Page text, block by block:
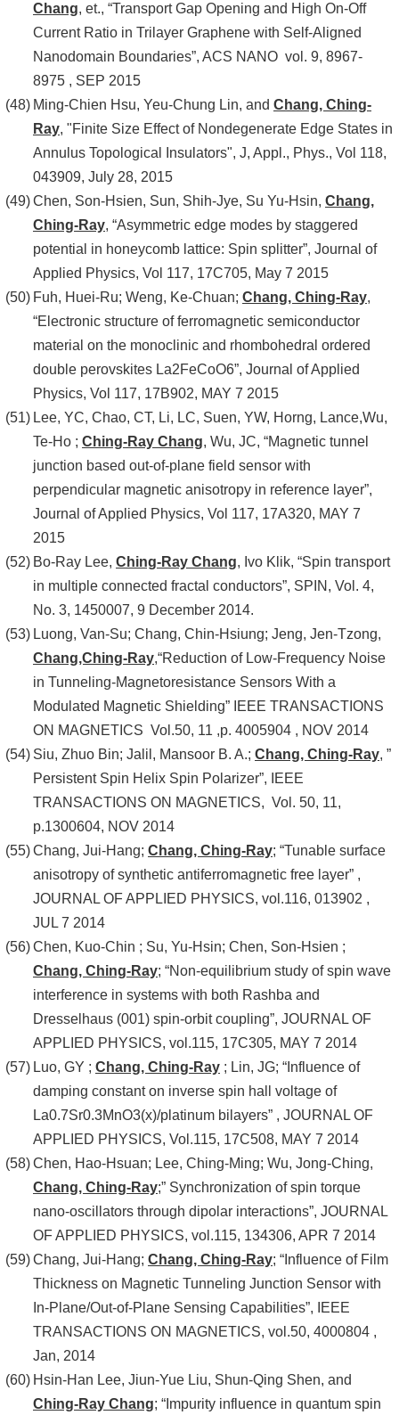
Chang, et., “Transport Gap Opening and High On-Off
Current Ratio in Trilayer Graphene with Self-Aligned
Nanodomain Boundaries”, ACS NANO vol. 9, 8967-
8975 , SEP 2015
Ming-Chien Hsu, Yeu-Chung Lin, and Chang, Ching-
Ray, "Finite Size Effect of Nondegenerate Edge States in
Annulus Topological Insulators", J, Appl., Phys., Vol 118,
043909, July 28, 2015
Chen, Son-Hsien, Sun, Shih-Jye, Su Yu-Hsin, Chang,
Ching-Ray, “Asymmetric edge modes by staggered
potential in honeycomb lattice: Spin splitter”, Journal of
Applied Physics, Vol 117, 17C705, May 7 2015
Fuh, Huei-Ru; Weng, Ke-Chuan; Chang, Ching-Ray,
“Electronic structure of ferromagnetic semiconductor
material on the monoclinic and rhombohedral ordered
double perovskites La2FeCoO6”, Journal of Applied
Physics, Vol 117, 17B902, MAY 7 2015
Lee, YC, Chao, CT, Li, LC, Suen, YW, Horng, Lance,Wu,
Te-Ho ; Ching-Ray Chang, Wu, JC, “Magnetic tunnel
junction based out-of-plane field sensor with
perpendicular magnetic anisotropy in reference layer”,
Journal of Applied Physics, Vol 117, 17A320, MAY 7
2015
Bo-Ray Lee, Ching-Ray Chang, Ivo Klik, “Spin transport
in multiple connected fractal conductors”, SPIN, Vol. 4,
No. 3, 1450007, 9 December 2014.
Luong, Van-Su; Chang, Chin-Hsiung; Jeng, Jen-Tzong,
Chang,Ching-Ray,“Reduction of Low-Frequency Noise
in Tunneling-Magnetoresistance Sensors With a
Modulated Magnetic Shielding” IEEE TRANSACTIONS
ON MAGNETICS Vol.50, 11 ,p. 4005904 , NOV 2014
Siu, Zhuo Bin; Jalil, Mansoor B. A.; Chang, Ching-Ray, ”
Persistent Spin Helix Spin Polarizer”, IEEE
TRANSACTIONS ON MAGNETICS, Vol. 50, 11,
p.1300604, NOV 2014
Chang, Jui-Hang; Chang, Ching-Ray; “Tunable surface
anisotropy of synthetic antiferromagnetic free layer” ,
JOURNAL OF APPLIED PHYSICS, vol.116, 013902 ,
JUL 7 2014
Chen, Kuo-Chin ; Su, Yu-Hsin; Chen, Son-Hsien ;
Chang, Ching-Ray; “Non-equilibrium study of spin wave
interference in systems with both Rashba and
Dresselhaus (001) spin-orbit coupling”, JOURNAL OF
APPLIED PHYSICS, vol.115, 17C305, MAY 7 2014
Luo, GY ; Chang, Ching-Ray ; Lin, JG; “Influence of
damping constant on inverse spin hall voltage of
La0.7Sr0.3MnO3(x)/platinum bilayers” , JOURNAL OF
APPLIED PHYSICS, Vol.115, 17C508, MAY 7 2014
Chen, Hao-Hsuan; Lee, Ching-Ming; Wu, Jong-Ching,
Chang, Ching-Ray;” Synchronization of spin torque
nano-oscillators through dipolar interactions”, JOURNAL
OF APPLIED PHYSICS, vol.115, 134306, APR 7 2014
Chang, Jui-Hang; Chang, Ching-Ray; “Influence of Film
Thickness on Magnetic Tunneling Junction Sensor with
In-Plane/Out-of-Plane Sensing Capabilities”, IEEE
TRANSACTIONS ON MAGNETICS, vol.50, 4000804 ,
Jan, 2014
Hsin-Han Lee, Jiun-Yue Liu, Shun-Qing Shen, and
Ching-Ray Chang; “Impurity influence in quantum spin